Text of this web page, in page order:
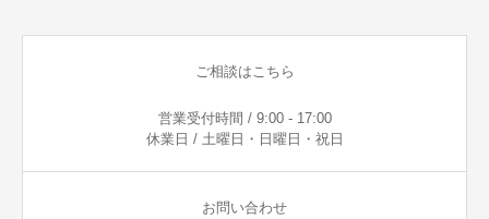
ご相談はこちら
営業受付時間 / 9:00 - 17:00
休業日 / 土曜日・日曜日・祝日
お問い合わせ